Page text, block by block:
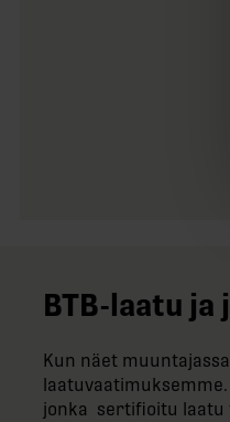
BTB-​laatu
Kun näet
jonka sertifioitu laatu